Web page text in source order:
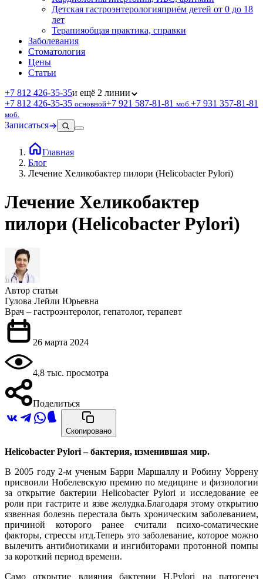
Детская гастроэнтерологияприём детей от 0 до 18
лет
Терапияобщая практика, справки
Заболевания
Стоматология
Цены
Статьи
+7 812 426‑35‑35и ещё 2 линии
+7 812 426‑35‑35 основной+7 921 587‑81‑81 моб. +7 931 357‑81‑81
моб.
Записаться
Главная
Блог
Лечение Хеликобактер пилори (Helicobacter Pylori)
Лечение Хеликобактер
пилори (Helicobacter Pylori)
Автор статьи
Гулова Лейли Юрьевна
Врач – гастроэнтеролог, гепатолог, терапевт
26 марта 2024
4,8 тыс. просмотра
Поделиться
Скопировано
Helicobacter Pylori – бактерия, изменившая мир.
В 2005 году 2-м ученым Барри Маршаллу и Робину Уоррену
присвоили Нобелевскую премию по медицине и физиологии
за открытие бактерии Helicobacter Pylori и исследование ее
роли при гастрите и язве желудка.Благодаря этому открытию
язвенная болезнь перестала быть хроническим заболеванием,
причиной которого ранее считали психо-соматические
факторы, стрессы итд.Теперь это заболевание, которое можно
вылечить антибиотиками и ингибиторами протонной помпы
за короткий период времени.
Само открытие влияния бактерии H.Pylori на патогенез